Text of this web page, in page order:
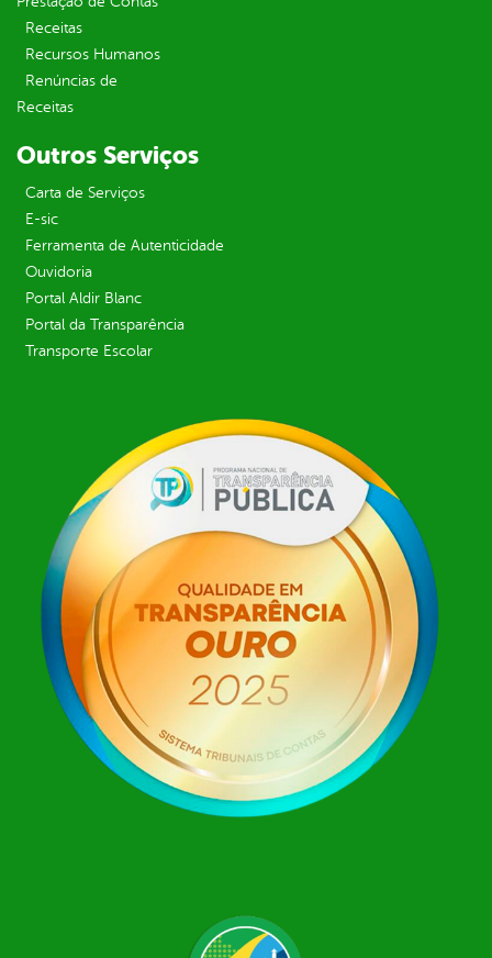
Receitas
Recursos Humanos
Renúncias de
Receitas
Outros Serviços
Carta de Serviços
E-sic
Ferramenta de Autenticidade
Ouvidoria
Portal Aldir Blanc
Portal da Transparência
Transporte Escolar